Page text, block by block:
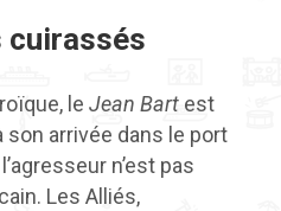
cuirassés
le Jean Bart est
son arrivée dans le port
n’est pas
Les Alliés,